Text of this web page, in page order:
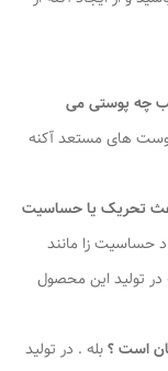
چه پوستی می
های مستعد آکنه
تحریک یا حساسیت
حساسیت زا مانند
در تولید این محصول
است ؟بله . در تولید